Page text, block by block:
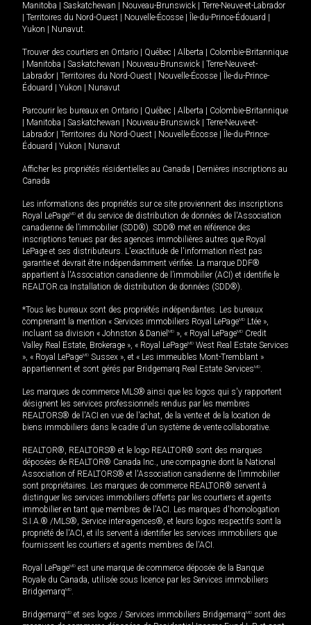
Manitoba
Saskatchewan Nouveau-Brunswick
Terre-Neuve-et-Labrador
Territoires du Nord-Ouest Nouvelle-Écosse Île-du-Prince-Édouard
Yukon
Nunavut.
Trouver des courtiers en Ontario Québec Alberta
Colombie-Britannique
Manitoba Saskatchewan Nouveau-Brunswick
Terre-Neuve-et-
Labrador
Territoires du Nord-Ouest Nouvelle-Écosse
Île-du-Prince-
Édouard
Yukon Nunavut
Parcourir les bureaux en Ontario Québec Alberta
Colombie-Britannique
Manitoba Saskatchewan Nouveau-Brunswick
Terre-Neuve-et-
Labrador
Territoires du Nord-Ouest Nouvelle-Écosse
Île-du-Prince-
Édouard
Yukon Nunavut
Afficher les propriétés résidentielles au Canada
Dernières inscriptions au
Canada
Les informations des propriétés sur ce site proviennent des inscriptions
Royal LePageMD et du service de distribution de données de l'Association
canadienne de l’immobilier (SDD®). SDD® met en référence des
inscriptions tenues par des agences immobilières autres que Royal
LePage et ses distributeurs. L'exactitude de l'information n'est pas
garantie et devrait être indépendamment vérifiée. La marque DDF®
appartient à l'Association canadienne de l’immobilier (ACI) et identifie le
REALTOR.ca Installation de distribution de données (SDD®).
*Tous les bureaux sont des propriétés indépendantes. Les bureaux
comprenant la mention « Services immobiliers Royal LePageMD Ltée »,
incluant sa division « Johnston & Daniel MD », « Royal LePageMD Credit
Valley Real Estate, Brokerage », « Royal LePageMD West Real Estate Services
», « Royal LePageMD Sussex », et « Les immeubles Mont-Tremblant »
appartiennent et sont gérés par Bridgemarq Real Estate ServicesMD.
Les marques de commerce MLS® ainsi que les logos qui s'y rapportent
désignent les services professionnels rendus par les membres
REALTORS® de l'ACI en vue de l'achat, de la vente et de la location de
biens immobiliers dans le cadre d'un système de vente collaborative.
REALTOR®, REALTORS® et le logo REALTOR® sont des marques
déposées de REALTOR® Canada Inc., une compagnie dont la National
Association of REALTORS® et l'Association canadienne de l’immobilier
sont propriétaires. Les marques de commerce REALTOR® servent à
distinguer les services immobiliers offerts par les courtiers et agents
immobilier en tant que membres de l'ACI. Les marques d'homologation
S.I.A.® /MLS®, Service inter-agences®, et leurs logos respectifs sont la
propriété de l'ACI, et ils servent à identifier les services immobiliers que
fournissent les courtiers et agents membres de l'ACI.
Royal LePageMD est une marque de commerce déposée de la Banque
Royale du Canada, utilisée sous licence par les Services immobiliers
BridgemarqMD.
BridgemarqMD et ses logos / Services immobiliers BridgemarqMD sont des